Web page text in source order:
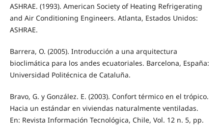
ASHRAE. (1993). American Society of Heating Refrigerating
and Air Conditioning Engineers. Atlanta, Estados Unidos:
ASHRAE.
Barrera, O. (2005). Introducción a una arquitectura
bioclimática para los andes ecuatoriales. Barcelona, España:
Universidad Politécnica de Cataluña.
Bravo, G. y González. E. (2003). Confort térmico en el trópico.
Hacia un estándar en viviendas naturalmente ventiladas.
En: Revista Información Tecnológica, Chile, Vol. 12 n. 5, pp.